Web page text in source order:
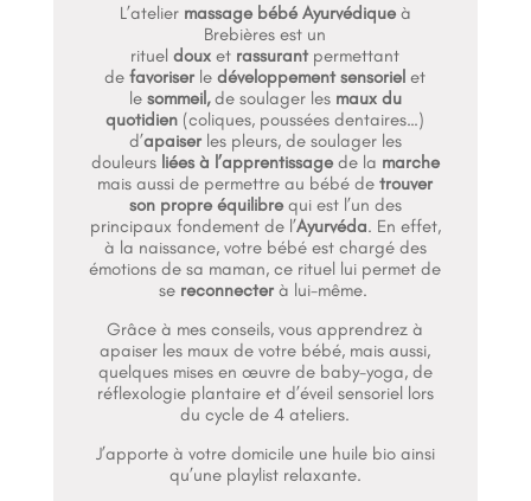
L’atelier massage bébé Ayurvédiqueà
Brebières est un
ritueldouxet rassurant permettant
defavoriser ledéveloppement sensorielet
le sommeil,de soulager les maux du
quotidien (coliques, poussées dentaires…)
d’apaiserles pleurs, de soulager les
douleurs liées à l’apprentissagede la marche
mais aussi de permettre au bébé detrouver
son propre équilibrequi est l’un des
principaux fondement de l’Ayurvéda. En effet,
à la naissance, votre bébé est chargé des
émotions de sa maman, ce rituel lui permet de
se reconnecterà lui-même.
Grâce à mes conseils, vous apprendrez à
apaiser les maux de votre bébé, mais aussi,
quelques mises en œuvre de baby-yoga, de
réflexologie plantaire et d’éveil sensoriel lors
du cycle de 4 ateliers.
J’apporte à votre domicile une huile bio ainsi
qu’une playlist relaxante.